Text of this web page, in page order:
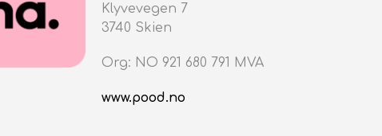
Klyvevegen 7
3740 Skien
Org: NO 921 680 791 MVA
www.pood.no